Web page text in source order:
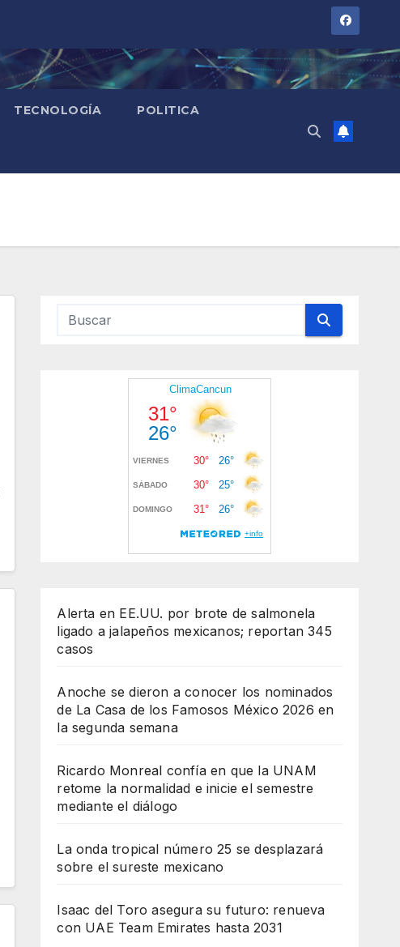
TECNOLOGÍA POLITICA
Alerta en EE.UU. por brote de salmonela
ligado a jalapeños mexicanos; reportan 345
casos
Anoche se dieron a conocer los nominados
de La Casa de los Famosos México 2026 en
la segunda semana
Ricardo Monreal confía en que la UNAM
retome la normalidad e inicie el semestre
mediante el diálogo
La onda tropical número 25 se desplazará
sobre el sureste mexicano
Isaac del Toro asegura su futuro: renueva
con UAE Team Emirates hasta 2031